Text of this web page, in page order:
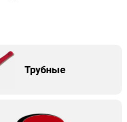
Трубные